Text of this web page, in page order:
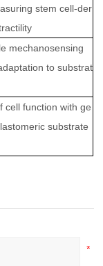
stem cell-der
mechanosensing
to substrat
cell function with ge
substrate